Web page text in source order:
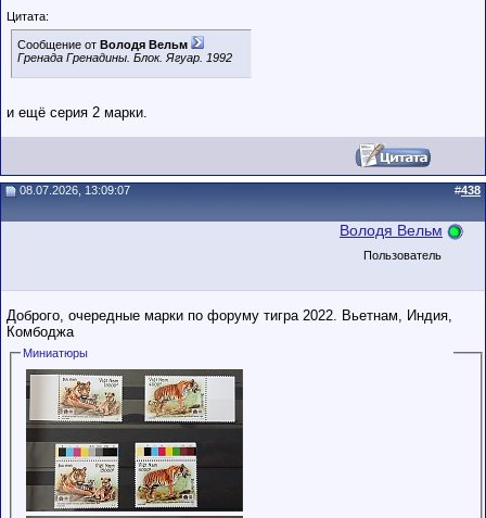
Цитата:
Сообщение от Володя Вельм
Гренада Гренадины. Блок. Ягуар. 1992
и ещё серия 2 марки.
08.07.2026, 13:09:07 #438
Володя Вельм
Пользователь
Доброго, очередные марки по форуму тигра 2022. Вьетнам, Индия,
Комбоджа
Миниатюры